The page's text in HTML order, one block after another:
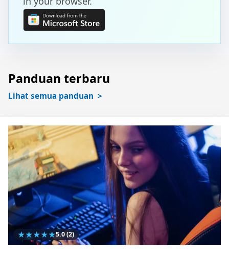
Panduan terbaru
Lihat semua panduan
★★★★★5.0(2)